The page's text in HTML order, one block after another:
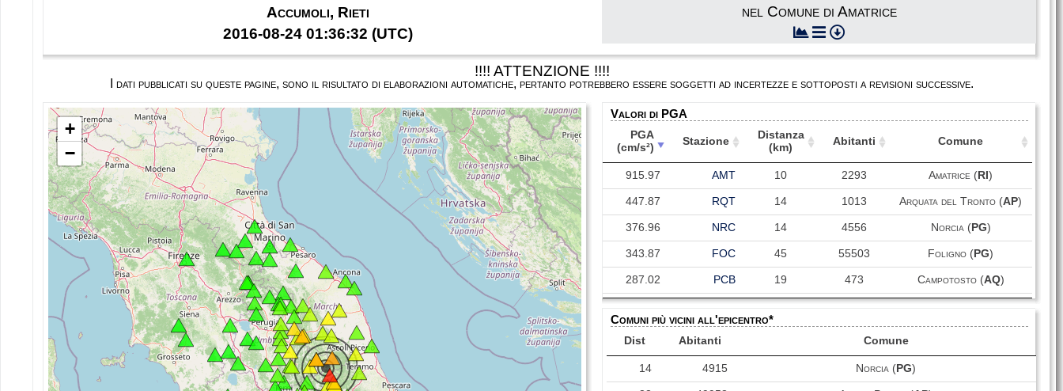
Accumoli, Rieti
2016-08-24 01:36:32 (UTC)
nel Comune di Amatrice
!!!! ATTENZIONE !!!!
I dati pubblicati su queste pagine, sono il risultato di elaborazioni automatiche, pertanto potrebbero essere soggetti ad incertezze e sottoposti a revisioni successive.
+
−
Valori di PGA
PGA
(cm/s²)
Stazione
Distanza
(km)
Abitanti Comune
PGA
(cm/s²)
Stazione
Distanza
(km)
Abitanti Comune
915.97 AMT 10 2293 Amatrice ( RI)
447.87 RQT 14 1013 Arquata del Tronto (AP)
376.96 NRC 14 4556 Norcia (PG)
343.87 FOC 45 55503 Foligno ( PG)
287.02 PCB 19 473 Campotosto (AQ)
150.83 CLF 1055
Serravalle di Chienti
Comuni più vicini all'epicentro*
Dist Abitanti Comune
14 4915 Norcia ( PG)